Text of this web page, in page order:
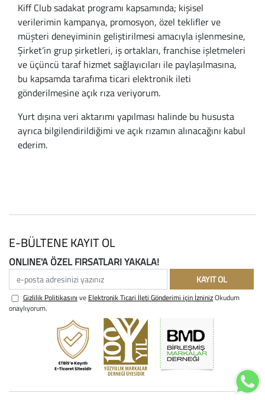
Kiff Club sadakat programı kapsamında; kişisel
verilerimin kampanya, promosyon, özel teklifler ve
müşteri deneyiminin geliştirilmesi amacıyla işlenmesine,
Şirket’in grup şirketleri, iş ortakları, franchise işletmeleri
ve üçüncü taraf hizmet sağlayıcıları ile paylaşılmasına,
bu kapsamda tarafıma ticari elektronik ileti
gönderilmesine açık rıza veriyorum.
Yurt dışına veri aktarımı yapılması halinde bu hususta
ayrıca bilgilendirildiğimi ve açık rızamın alınacağını kabul
ederim.
E-BÜLTENE KAYIT OL
ONLINE'A ÖZEL FIRSATLARI YAKALA!
e-posta adresinizi yazınız
KAYIT OL
Gizlilik Politikasını ve Elektronik Ticari İleti Gönderimi için İzninizOkudum
onaylıyorum.